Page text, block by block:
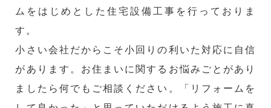
ムをはじめとした住宅設備工事を行っておりま
す。
小さい会社だからこそ小回りの利いた対応に自信
があります。お住まいに関するお悩みごとがあり
ましたら何でもご相談ください。「リフォームを